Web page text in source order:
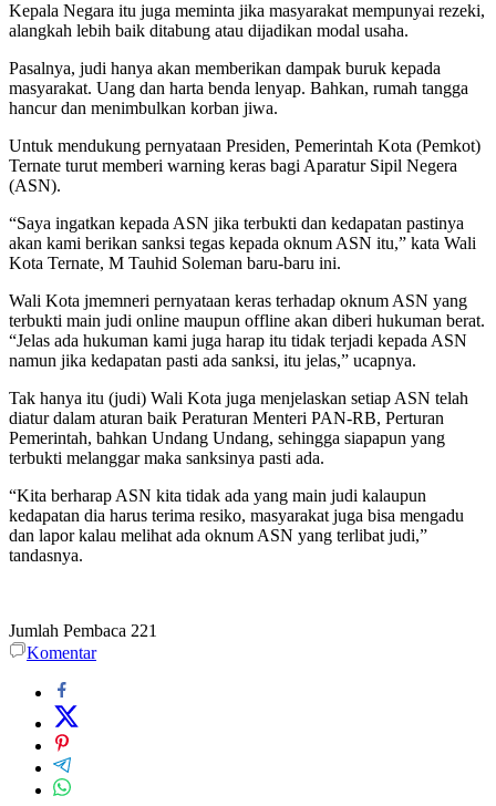
Kepala Negara itu juga meminta jika masyarakat mempunyai rezeki,
alangkah lebih baik ditabung atau dijadikan modal usaha.
Pasalnya, judi hanya akan memberikan dampak buruk kepada
masyarakat. Uang dan harta benda lenyap. Bahkan, rumah tangga
hancur dan menimbulkan korban jiwa.
Untuk mendukung pernyataan Presiden, Pemerintah Kota (Pemkot)
Ternate turut memberi warning keras bagi Aparatur Sipil Negera
(ASN).
“Saya ingatkan kepada ASN jika terbukti dan kedapatan pastinya
akan kami berikan sanksi tegas kepada oknum ASN itu,” kata Wali
Kota Ternate, M Tauhid Soleman baru-baru ini.
Wali Kota jmemneri pernyataan keras terhadap oknum ASN yang
terbukti main judi online maupun offline akan diberi hukuman berat.
“Jelas ada hukuman kami juga harap itu tidak terjadi kepada ASN
namun jika kedapatan pasti ada sanksi, itu jelas,” ucapnya.
Tak hanya itu (judi) Wali Kota juga menjelaskan setiap ASN telah
diatur dalam aturan baik Peraturan Menteri PAN-RB, Perturan
Pemerintah, bahkan Undang Undang, sehingga siapapun yang
terbukti melanggar maka sanksinya pasti ada.
“Kita berharap ASN kita tidak ada yang main judi kalaupun
kedapatan dia harus terima resiko, masyarakat juga bisa mengadu
dan lapor kalau melihat ada oknum ASN yang terlibat judi,”
tandasnya.
Jumlah Pembaca 221
Komentar